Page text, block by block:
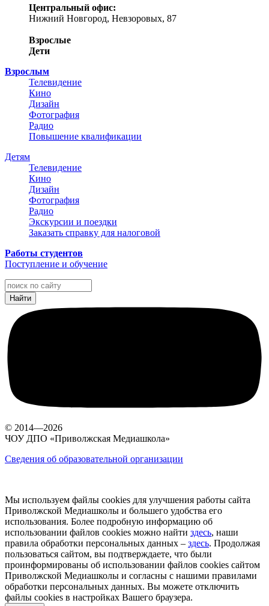
Центральный офис:
Нижний Новгород, Невзоровых, 87
Взрослые
Дети
Взрослым
Телевидение
Кино
Дизайн
Фотография
Радио
Повышение квалификации
Детям
Телевидение
Кино
Дизайн
Фотография
Радио
Экскурсии и поездки
Заказать справку для налоговой
Работы студентов
Поступление и обучение
© 2014—2026
ЧОУ ДПО «Приволжская Медиашкола»
Сведения об образовательной организации
Мы используем файлы cookies для улучшения работы сайта
Приволжской Медиашколы и большего удобства его
использования. Более подробную информацию об
использовании файлов cookies можно найти здесь, наши
правила обработки персональных данных – здесь. Продолжая
пользоваться сайтом, вы подтверждаете, что были
проинформированы об использовании файлов cookies сайтом
Приволжской Медиашколы и согласны с нашими правилами
обработки персональных данных. Вы можете отключить
файлы cookies в настройках Вашего браузера.